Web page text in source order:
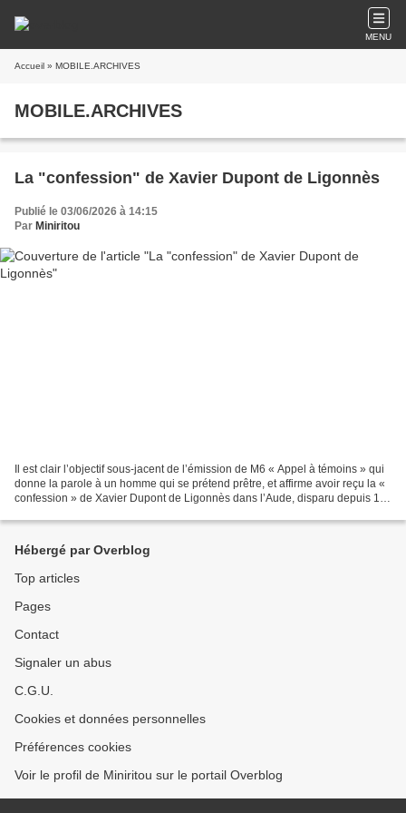
MENU
Accueil » MOBILE.ARCHIVES
MOBILE.ARCHIVES
La "confession" de Xavier Dupont de Ligonnès
Publié le 03/06/2026 à 14:15
Par Miniritou
Il est clair l’objectif sous-jacent de l’émission de M6 « Appel à témoins » qui
donne la parole à un homme qui se prétend prêtre, et affirme avoir reçu la «
confession » de Xavier Dupont de Ligonnès dans l’Aude, disparu depuis 15
Hébergé par Overblog
Top articles
Pages
Contact
Signaler un abus
C.G.U.
Cookies et données personnelles
Préférences cookies
Voir le profil de Miniritou sur le portail Overblog